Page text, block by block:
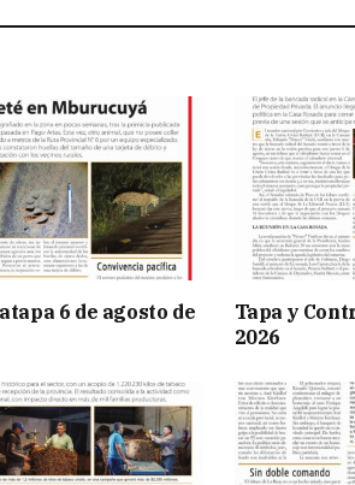
6 de agosto de
Tapa y
2026